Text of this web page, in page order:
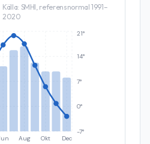
Källa: SMHI, referensnormal 1991–
2020
Aug Okt Dec
-7°
0°
7°
14°
21°